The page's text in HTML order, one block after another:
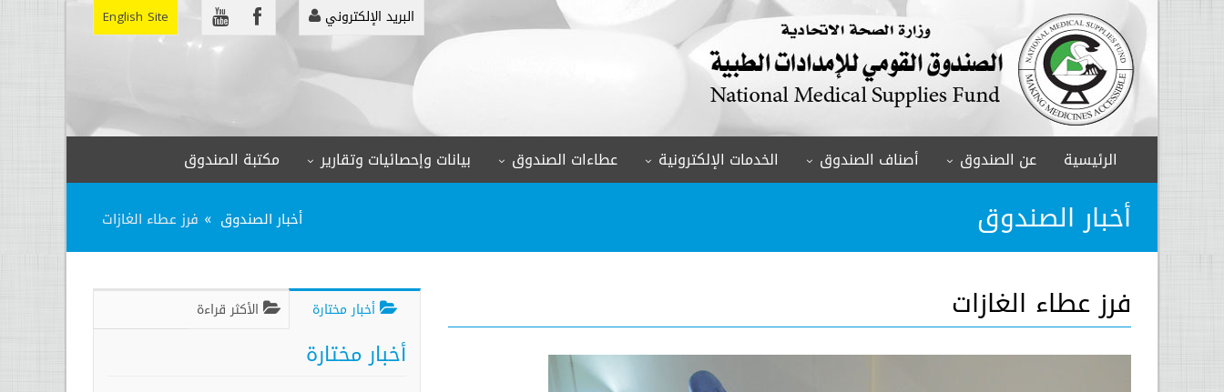
English Site البريد الإلكتروني
الرئيسية عن الصندوق أصناف الصندوق الخدمات الإلكترونية عطاءات الصندوق بيانات وإحصائيات وتقارير مكتبة الصندوق
أخبار الصندوق أخبار الصندوق فرز عطاء الغازات
فرز عطاء الغازات أخبار مختارة الأكثر قراءة
أخبار مختارة